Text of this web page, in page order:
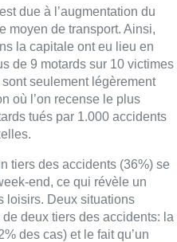
due à l’augmentation du
moyen de transport. Ainsi,
la capitale ont eu lieu en
de 9 motards sur 10 victimes
seulement légèrement
où l’on recense le plus
tués par 1.000 accidents
tiers des accidents (36%) se
end, ce qui révèle un
loisirs. Deux situations
deux tiers des accidents: la
des cas) et le fait qu’un